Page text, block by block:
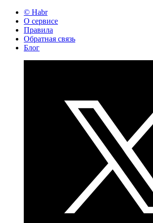
© Habr
О сервисе
Правила
Обратная связь
Блог